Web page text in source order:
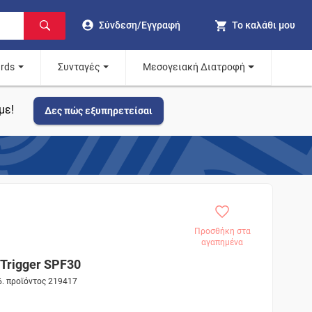
Σύνδεση/Εγγραφή Το καλάθι μου
Συνταγές Μεσογειακή Διατροφή
Δες πώς εξυπηρετείσαι
Προσθήκη στα
αγαπημένα
SPF30
προϊόντος 219417